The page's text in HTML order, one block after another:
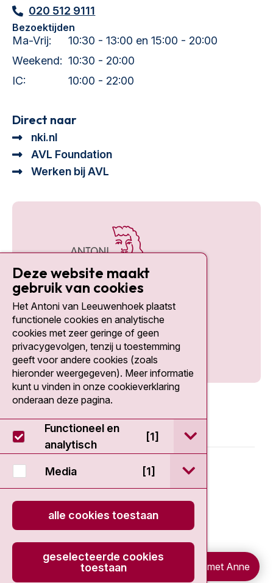
020 512 9111
Bezoektijden
Ma-Vrij:
10:30 - 13:00 en 15:00 - 20:00
Weekend: 10:30 - 20:00
IC:
10:00 - 22:00
Direct naar
nki.nl
AVL Foundation
Werken bij AVL
Social media
© 2026 - Antoni van Leeuwenhoek
Disclaimer
Cookieverklaring
Deze website maakt
gebruik van cookies
Het Antoni van Leeuwenhoek plaatst
functionele cookies en analytische
cookies met zeer geringe of geen
privacygevolgen, tenzij u toestemming
geeft voor andere cookies (zoals
hieronder weergegeven). Meer informatie
kunt u vinden in onze cookieverklaring
onderaan deze pagina.
Functioneel en
analytisch
[1] open / sluit
Media [1] open / sluit
alle cookies toestaan
geselecteerde cookies
toestaan
Chat met Anne